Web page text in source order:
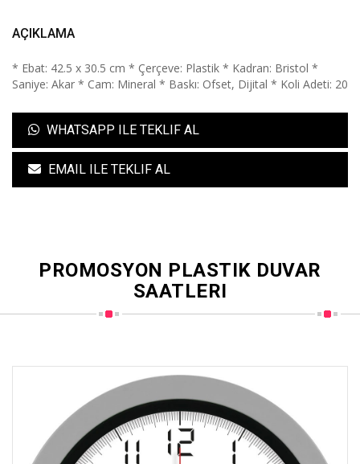
AÇIKLAMA
* Ebat: 42.5 x 30.5 cm * Çerçeve: Plastik * Kadran: Bristol *
Saniye: Akar * Cam: Mineral * Baskı: Ofset, Dijital * Koli Adeti: 20
WHATSAPP ILE TEKLIF AL
EMAIL ILE TEKLIF AL
PROMOSYON PLASTIK DUVAR
SAATLERI